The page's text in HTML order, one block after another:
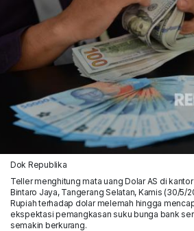
Dok Republika
Teller menghitung mata uang Dolar AS di
Bintaro Jaya, Tangerang Selatan, Kamis (30/5/
Rupiah terhadap dolar melemah hingga
ekspektasi pemangkasan suku bunga bank
semakin berkurang.